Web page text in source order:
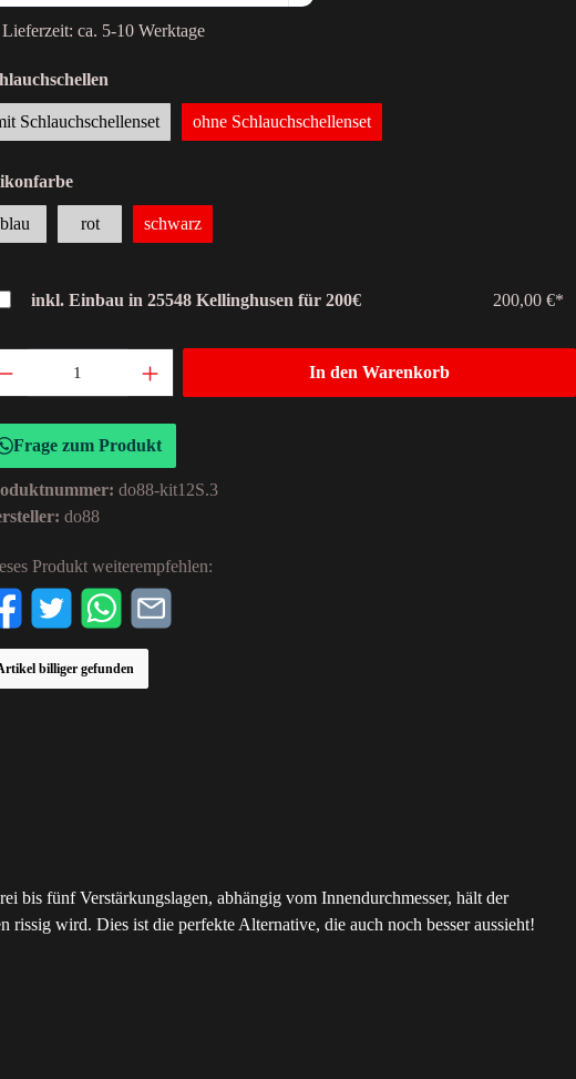
Lieferzeit: ca. 5-10 Werktage
Schlauchschellenset ohne Schlauchschellenset
blau rot schwarz
inkl. Einbau in 25548 Kellinghusen für 200€ 200,00 €*
In den Warenkorb
Frage zum Produkt
do88-kit12S.3
do88
Produkt weiterempfehlen:
billiger gefunden
bis fünf Verstärkungslagen, abhängig vom Innendurchmesser, hält der
wird. Dies ist die perfekte Alternative, die auch noch besser aussieht!